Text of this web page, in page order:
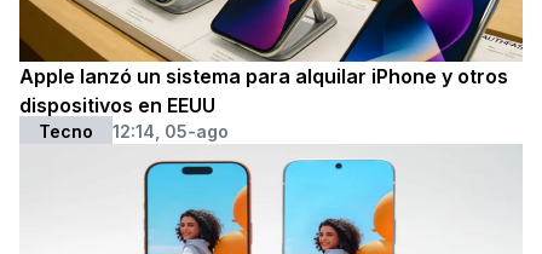
Apple lanzó un sistema para alquilar iPhone y otros
dispositivos en EEUU
Tecno 12:14, 05-ago